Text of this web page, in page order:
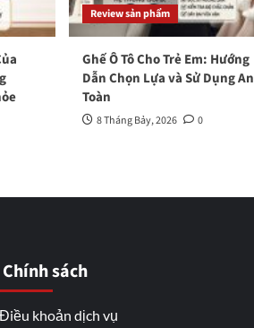
Review sản phẩm
Ghế Ô Tô Cho Trẻ Em: Hướng
Dẫn Chọn Lựa và Sử Dụng An
Toàn
8 Tháng Bảy, 2026 0
Chính sách
Điều khoản dịch vụ